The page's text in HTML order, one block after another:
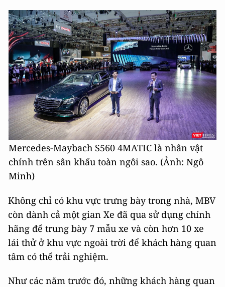
Mercedes-Maybach S560 4MATIC là nhân vật
chính trên sân khấu toàn ngôi sao. (Ảnh: Ngô
Minh)
Không chỉ có khu vực trưng bày trong nhà, MBV
còn dành cả một gian Xe đã qua sử dụng chính
hãng để trung bày 7 mẫu xe và còn hơn 10 xe
lái thử ở khu vực ngoài trời để khách hàng quan
tâm có thể trải nghiệm.
Như các năm trước đó, những khách hàng quan